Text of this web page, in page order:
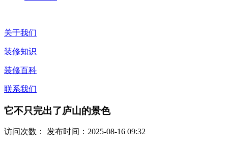
关于我们
装修知识
装修百科
联系我们
它不只完出了庐山的景色
访问次数： 发布时间：2025-08-16 09:32